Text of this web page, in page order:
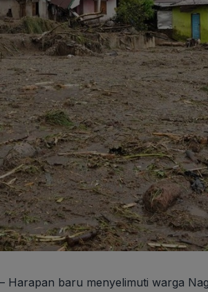
Harapan baru menyelimuti warga